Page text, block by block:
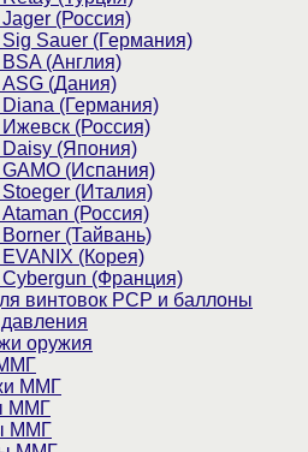
(Россия)
Sig Sauer (Германия)
(Англия)
ASG (Дания)
Diana (Германия)
Ижевск (Россия)
Daisy (Япония)
GAMO (Испания)
Stoeger (Италия)
(Россия)
(Тайвань)
(Корея)
Cybergun (Франция)
винтовок PCP и баллоны
оружия
ММГ
ММГ
ММГ